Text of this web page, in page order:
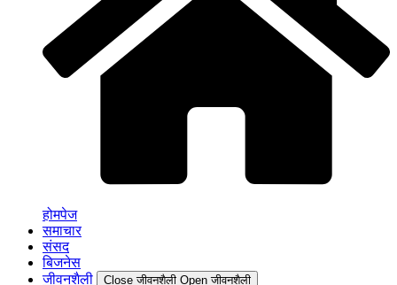
होमपेज
समाचार
संसद
बिजनेस
जीवनशैली
Close जीवनशैली Open जीवनशैली